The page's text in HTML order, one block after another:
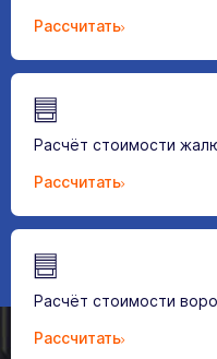
Рассчитать
Расчёт стоимости
Рассчитать
Расчёт стоимости
Рассчитать